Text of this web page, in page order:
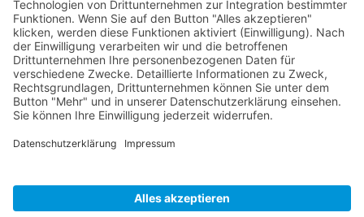
Bürgerbeteiligung DEGES Drittelmix Erzbistum Hamburg
Fahrradweg Feinstaub Gesundheit Groß-Sand Grundrechte
Hafenpassage HafenquerspangeIBA igs
Kohlekraftwerk Krankenhaus Groß Sand Köhlbrandbrücke
Logistik Luftschadstoffe Lärmschutz Mitgliederversammlung 2015
Müllverbrennungsanlage Planfeststellungsbeschluss
Sprung über die Elbe Stadtautobahn
Reichsstraße Zollzaun Spreehafen
Öffentlicher